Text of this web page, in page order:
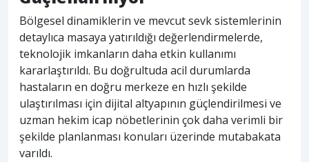
Bölgesel dinamiklerin ve mevcut sevk sistemlerinin
detaylıca masaya yatırıldığı değerlendirmelerde,
teknolojik imkanların daha etkin kullanımı
kararlaştırıldı. Bu doğrultuda acil durumlarda
hastaların en doğru merkeze en hızlı şekilde
ulaştırılması için dijital altyapının güçlendirilmesi ve
uzman hekim icap nöbetlerinin çok daha verimli bir
şekilde planlanması konuları üzerinde mutabakata
varıldı.